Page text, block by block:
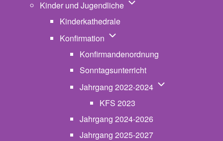
Kinder und Jugendliche Unternavigation von
Kinderkathedrale
Konfirmation Unternavigation von
Konfirmandenordnung
Sonntagsunterricht
Jahrgang 2022-2024 Unternavigation
KFS 2023
Jahrgang 2024-2026
Jahrgang 2025-2027